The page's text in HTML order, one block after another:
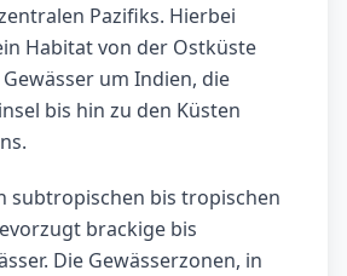
Pazifiks. Hierbei
Habitat von der Ostküste
um Indien, die
bis hin zu den Küsten
subtropischen bis tropischen
brackige bis
Die Gewässerzonen, in